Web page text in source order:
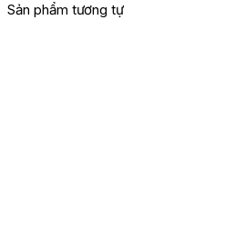
Sản phẩm tương tự